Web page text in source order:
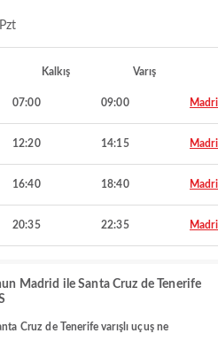
Kalkış Varış
07:00 09:00
12:20 14:15
16:40 18:40
20:35 22:35
Madrid ile Santa Cruz de Tenerife
Cruz de Tenerife varışlı uçuş ne